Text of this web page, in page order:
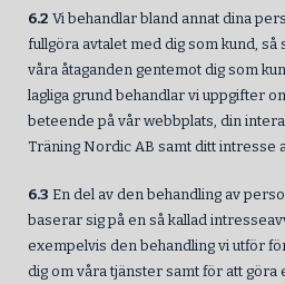
6.2 Vi behandlar bland annat dina
fullgöra avtalet med dig som kund,
våra åtaganden gentemot dig som
lagliga grund behandlar vi uppgifter
beteende på vår webbplats, din
Träning Nordic AB samt ditt intresse
6.3 En del av den behandling av
baserar sig på en så kallad
exempelvis den behandling vi utför
dig om våra tjänster samt för att göra